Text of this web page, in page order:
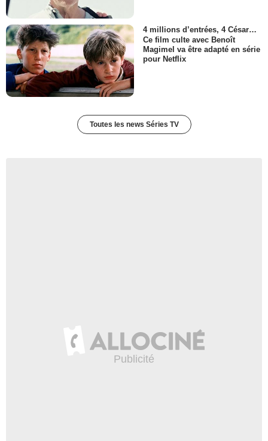
4 millions d’entrées, 4 César…
Ce film culte avec Benoît
Magimel va être adapté en série
pour Netflix
Toutes les news Séries TV